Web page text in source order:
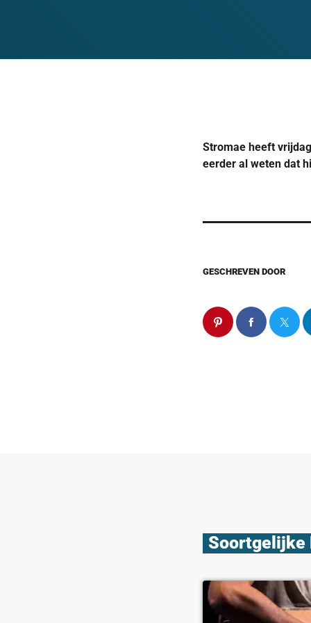
Stromae heeft
eerder al weten dat
GESCHREVEN DOOR
Soortgelijke